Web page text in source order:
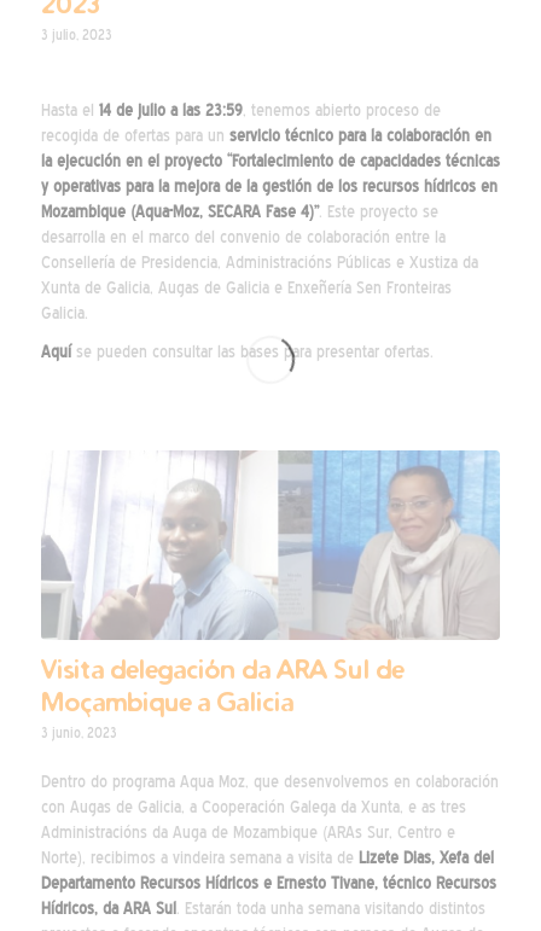
3 julio, 2023
Hasta el 14 de julio a las 23:59, tenemos abierto proceso de
recogida de ofertas para un servicio técnico para la colaboración en
la ejecución en el proyecto “Fortalecimiento de capacidades técnicas
y operativas para la mejora de la gestión de los recursos hídricos en
Mozambique (Aqua-Moz, SECARA Fase 4)”. Este proyecto se
desarrolla en el marco del convenio de colaboración entre la
Consellería de Presidencia, Administracións Públicas e Xustiza da
Xunta de Galicia, Augas de Galicia e Enxeñería Sen Fronteiras
Galicia.
Aquíse pueden consultar las bases para presentar ofertas.
Visita delegación da ARA Sul de
Moçambique a Galicia
3 junio, 2023
Dentro do programa Aqua Moz, que desenvolvemos en colaboración
con Augas de Galicia, a Cooperación Galega da Xunta, e as tres
Administracións da Auga de Mozambique (ARAs Sur, Centro e
Norte), recibimos a vindeira semana a visita de Lizete Dias, Xefa del
Departamento Recursos Hídricos e Ernesto Tivane, técnico Recursos
Hídricos, da ARA Sul
. Estarán toda unha semana visitando distintos